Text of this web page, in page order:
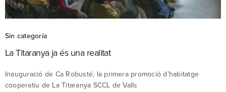
Sin categoría
La Titaranya ja és una realitat
Inauguració de Ca Robusté, la primera promoció d’habitatge
cooperatiu de La Titaranya SCCL de Valls